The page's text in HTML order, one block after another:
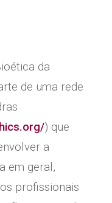
da
de uma rede
) que
a
em geral,
profissionais